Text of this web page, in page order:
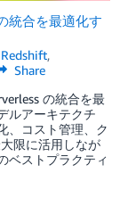
統合を最適化す
,
Share
の統合を最
ルアーキテクチ
、コスト管理、ク
限に活用しなが
ベストプラクティ